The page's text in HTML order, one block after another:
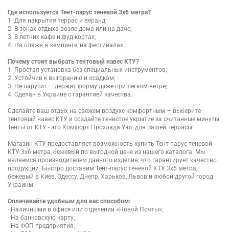
Где используется Тент-парус теневой 3х6 метра?
1. Для накрытия террас и веранд;
2. В зонах отдыха возле дома или на даче;
3. В летних кафе и фуд-кортах;
4. На пляже, в кемпинге, на фестивалях.
Почему стоит выбрать тентовый навес КТУ?
1. Простая установка без специальных инструментов;
2. Устойчив к выгоранию и осадкам;
3. Не парусит — держит форму даже при лёгком ветре;
4. Сделан в Украине с гарантией качества.
Сделайте ваш отдых на свежем воздухе комфортным — выберите
тентовый навес КТУ и создайте тенистое укрытие за считанные минуты.
Тенты от КТУ - это Комфорт Прохлада Уют для Вашей террасы!
Магазин КТУ предоставляет возможность купить Тент-парус теневой
КТУ 3х6 метра, бежевый по выгодной цене из нашего каталога. Мы
являемся производителем данного изделия, что гарантирует качество
продукции. Быстро доставим Тент-парус теневой КТУ 3х6 метра,
бежевый в Киев, Одессу, Днепр, Харьков, Львов и любой другой город
Украины.
Оплачивайте удобным для вас способом:
- Наличными в офисе или отделении «Новой Почты»;
- На банковскую карту;
- На ФОП предприятия;